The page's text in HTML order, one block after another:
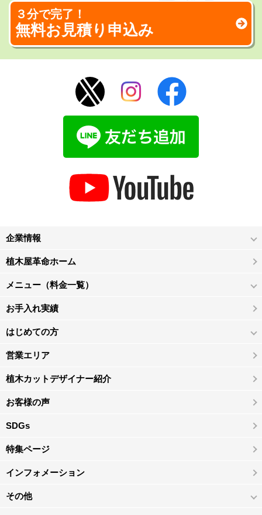
３分で完了！
無料お見積り申込み
企業情報
植木屋革命ホーム
メニュー（料金一覧）
お手入れ実績
はじめての方
営業エリア
植木カットデザイナー紹介
お客様の声
SDGs
特集ページ
インフォメーション
その他